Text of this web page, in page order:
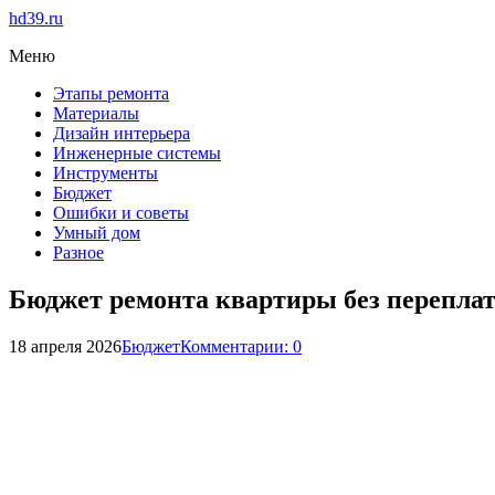
hd39.ru
Меню
Этапы ремонта
Материалы
Дизайн интерьера
Инженерные системы
Инструменты
Бюджет
Ошибки и советы
Умный дом
Разное
Бюджет ремонта квартиры без
18 апреля 2026БюджетКомментарии: 0